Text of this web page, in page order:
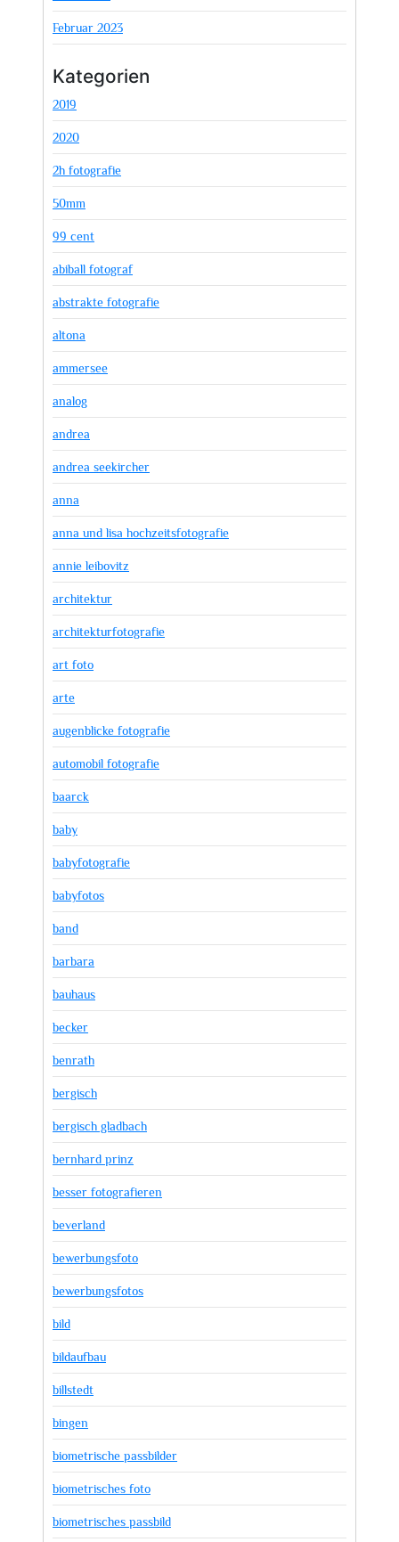
Februar 2023
Kategorien
2019
2020
2h fotografie
50mm
99 cent
abiball fotograf
abstrakte fotografie
altona
ammersee
analog
andrea
andrea seekircher
anna
anna und lisa hochzeitsfotografie
annie leibovitz
architektur
architekturfotografie
art foto
arte
augenblicke fotografie
automobil fotografie
baarck
baby
babyfotografie
babyfotos
band
barbara
bauhaus
becker
benrath
bergisch
bergisch gladbach
bernhard prinz
besser fotografieren
beverland
bewerbungsfoto
bewerbungsfotos
bild
bildaufbau
billstedt
bingen
biometrische passbilder
biometrisches foto
biometrisches passbild